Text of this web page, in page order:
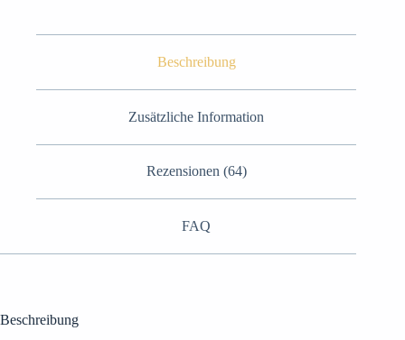
Beschreibung
Zusätzliche Information
Rezensionen (64)
FAQ
Beschreibung